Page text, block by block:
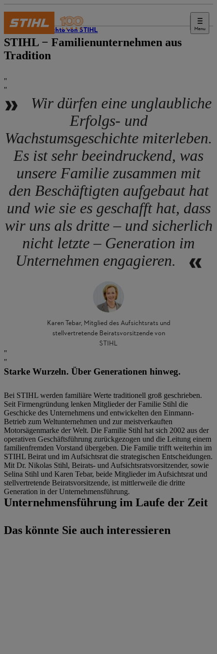
Menu
Geschichte von STIHL
STIHL − Familienunternehmen aus
Tradition
Wir dürfen eine unglaubliche
Erfolgs- und
Wachstumsgeschichte miterleben.
Es ist sehr beeindruckend, was
unsere Familie zusammen mit
den Beschäftigten aufgebaut hat
und wie sie es geschafft hat, dass
wir uns als dritte – und sicherlich
nicht letzte – Generation im
Unternehmen engagieren.
Karen Tebar, Mitglied des Aufsichtsrats und
stellvertretende Beiratsvorsitzende von
STIHL
Starke Wurzeln. Über Generationen hinweg.
Bei STIHL werden familiäre Werte traditionell groß geschrieben.
Seit Firmengründung lenken Mitglieder der Familie Stihl die
Geschicke des Unternehmens und entwickelten den Einmann-
Betrieb zum Weltunternehmen und zur meistverkauften
Motorsägenmarke der Welt. Die Familie Stihl hat sich 2002 aus der
operativen Geschäftsführung zurückgezogen und die Leitung einem
familienfremden Vorstand übergeben. Die Familie trifft weiterhin im
STIHL Beirat und im Aufsichtsrat die strategischen Entscheidungen.
Mit Dr. Nikolas Stihl, Beirats- und Aufsichtsratsvorsitzender, sowie
Selina Stihl und Karen Tebar, beide Mitglieder im Aufsichtsrat und
stellvertretende Beiratsvorsitzende, ist mittlerweile die dritte
Generation in der Unternehmensführung.
Unternehmensführung im Laufe der Zeit
Das könnte Sie auch interessieren